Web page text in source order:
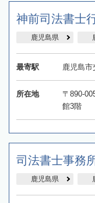
神前司法書士
鹿児島県
最寄駅 鹿児島
所在地
〒890-
館3階
司法書士事務
鹿児島県